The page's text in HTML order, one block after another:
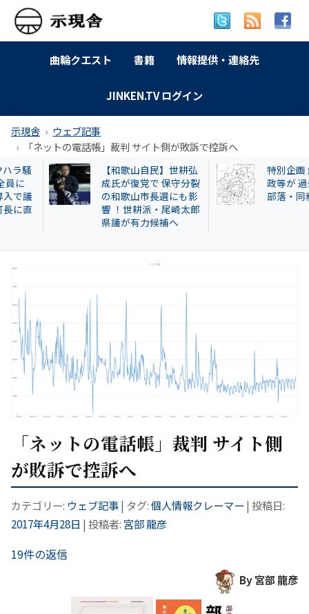
曲輪クエスト 書籍 情報提供・連絡先
JINKEN.TV ログイン
示現舎
ウェブ記事
「ネットの電話帳」裁判 サイト側が敗訴で控訴へ
【和歌山自民】世耕弘
成氏が復党で 保守分裂
の和歌山市長選にも影
響 ！世耕派・尾崎太郎
県議が有力候補へ
特別企画 解放同盟
政等が 過去に公開
部落・同和地区リ
「ネットの電話帳」裁判 サイト側
が敗訴で控訴へ
カテゴリー: ウェブ記事| タグ:個人情報クレーマー | 投稿日:
2017年4月28日 | 投稿者: 宮部 龍彦
19件の返信
By 宮部 龍彦